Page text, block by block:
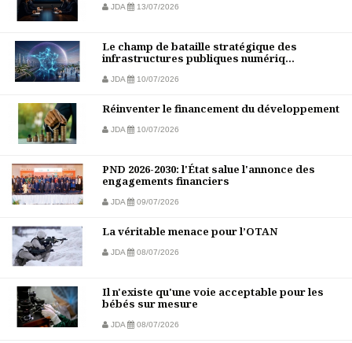
JDA 13/07/2026
Le champ de bataille stratégique des
infrastructures publiques numériq...
JDA 10/07/2026
Réinventer le financement du développement
JDA 10/07/2026
PND 2026-2030: l'État salue l'annonce des
engagements financiers
JDA 09/07/2026
La véritable menace pour l’OTAN
JDA 08/07/2026
Il n'existe qu'une voie acceptable pour les
bébés sur mesure
JDA 08/07/2026